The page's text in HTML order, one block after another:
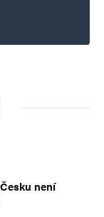
není